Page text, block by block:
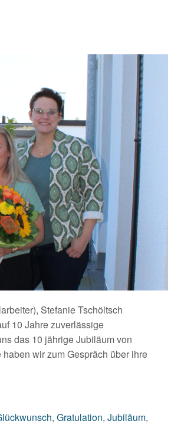
Stefanie Tschöltsch
10 Jahre zuverlässige
das 10 jährige Jubiläum von
wir zum Gespräch über ihre
, Gratulation, Jubiläum,